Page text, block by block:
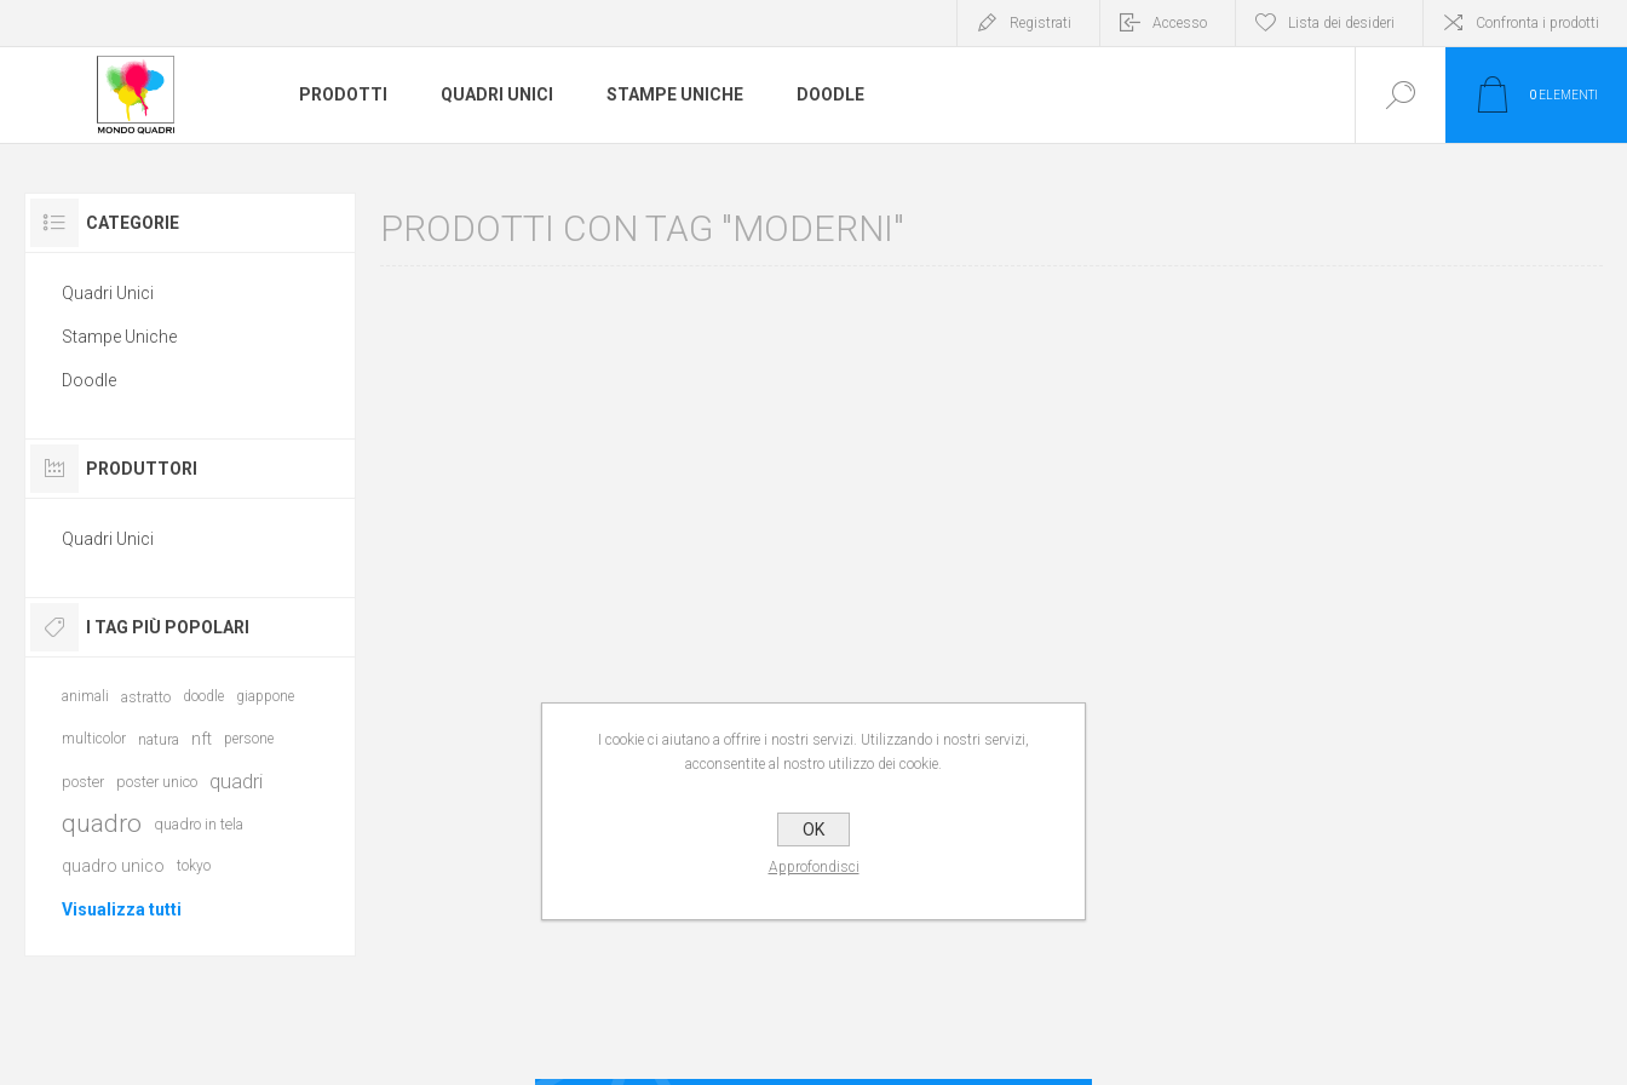
Registrati Accesso Lista dei desideri Confronta i prodotti
PRODOTTI QUADRI UNICI STAMPE UNICHE DOODLE 0 ELEMENTI
PRODOTTI CON TAG "MODERNI"
CATEGORIE
Quadri Unici
Stampe Uniche
Doodle
PRODUTTORI
Quadri Unici
I TAG PIÙ POPOLARI
animali astratto doodle giappone
multicolor natura nft persone
poster poster unico quadri
quadro quadro in tela
quadro unico tokyo
Visualizza tutti
I cookie ci aiutano a offrire i nostri servizi. Utilizzando i nostri servizi,
acconsentite al nostro utilizzo dei cookie.
OK
Approfondisci